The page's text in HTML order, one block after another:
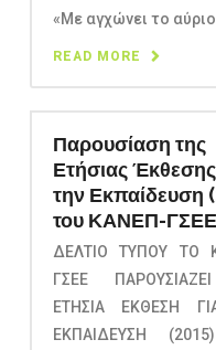
«Με αγχώνει το
READ MORE
Παρουσίαση της
Ετήσιας Έκθεσης
την Εκπαίδευση
του ΚΑΝΕΠ-ΓΣΕΕ
ΔΕΛΤΙΟ ΤΥΠΟΥ ΤΟ
ΓΣΕΕ
ΕΤΗΣΙΑ ΕΚΘΕΣΗ
ΕΚΠΑΙΔΕΥΣΗ